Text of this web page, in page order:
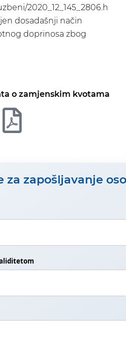
2020_12_145_2806.h
dosadašnji način
doprinosa zbog
o zamjenskim kvotama
za zapošljavanje